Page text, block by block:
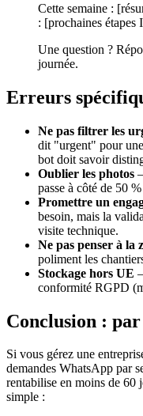
Cette semaine :
: [prochaines étapes
Une question ?
journée.
Erreurs
Ne pas filtrer les
dit "urgent" pour
bot doit savoir
Oublier les photos
passe à côté de 50
Promettre un
besoin, mais la
visite technique.
Ne pas penser à la
poliment les
Stockage hors UE
conformité RGPD
Conclusion :
Si vous gérez une
demandes WhatsApp par
rentabilise en moins de 60
simple :